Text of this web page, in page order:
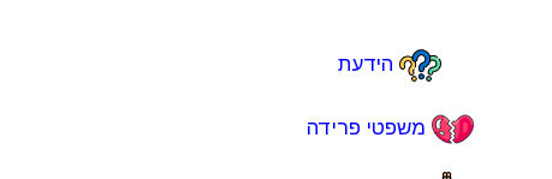
הידעת
משפטי פרידה